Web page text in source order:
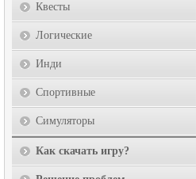
Квесты
Логические
Инди
Спортивные
Симуляторы
Как скачать игру?